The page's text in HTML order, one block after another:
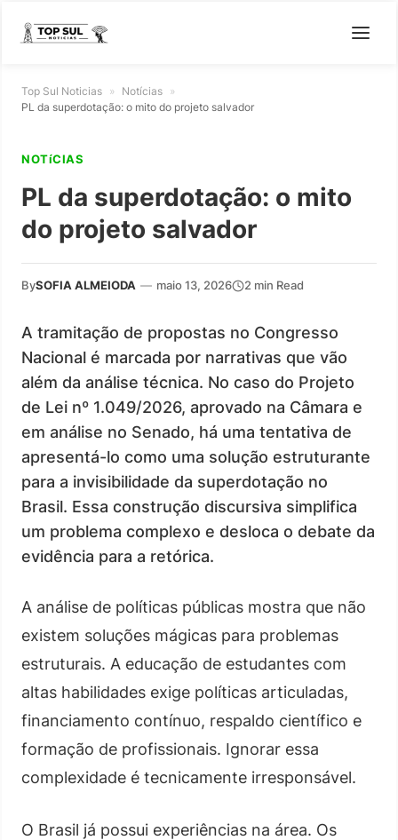
Top Sul Noticias » Notícias »
PL da superdotação: o mito do projeto salvador
NOTíCIAS
PL da superdotação: o mito
do projeto salvador
BySOFIA ALMEIODA — maio 13, 2026 2 min Read
A tramitação de propostas no Congresso
Nacional é marcada por narrativas que vão
além da análise técnica. No caso do Projeto
de Lei nº 1.049/2026, aprovado na Câmara e
em análise no Senado, há uma tentativa de
apresentá-lo como uma solução estruturante
para a invisibilidade da superdotação no
Brasil. Essa construção discursiva simplifica
um problema complexo e desloca o debate da
evidência para a retórica.
A análise de políticas públicas mostra que não
existem soluções mágicas para problemas
estruturais. A educação de estudantes com
altas habilidades exige políticas articuladas,
financiamento contínuo, respaldo científico e
formação de profissionais. Ignorar essa
complexidade é tecnicamente irresponsável.
O Brasil já possui experiências na área. Os